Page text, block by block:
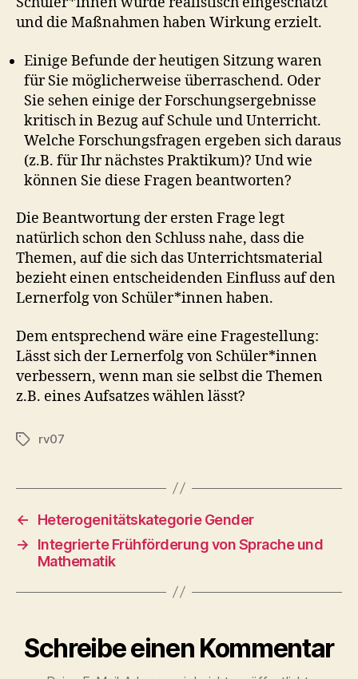
und die Maßnahmen haben Wirkung erzielt.
Einige Befunde der heutigen Sitzung waren
für Sie möglicherweise überraschend. Oder
Sie sehen einige der Forschungsergebnisse
kritisch in Bezug auf Schule und Unterricht.
Welche Forschungsfragen ergeben sich daraus
(z.B. für Ihr nächstes Praktikum)? Und wie
können Sie diese Fragen beantworten?
Die Beantwortung der ersten Frage legt
natürlich schon den Schluss nahe, dass die
Themen, auf die sich das Unterrichtsmaterial
bezieht einen entscheidenden Einfluss auf den
Lernerfolg von Schüler*innen haben.
Dem entsprechend wäre eine Fragestellung:
Lässt sich der Lernerfolg von Schüler*innen
verbessern, wenn man sie selbst die Themen
z.B. eines Aufsatzes wählen lässt?
Schlagwörter
rv07
←
Heterogenitätskategorie Gender
→
Integrierte Frühförderung von Sprache und
Mathematik
Schreibe einen Kommentar